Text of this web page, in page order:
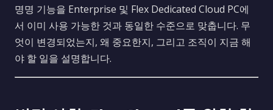
명명 기능을 Enterprise 및 Flex Dedicated Cloud PC에
서 이미 사용 가능한 것과 동일한 수준으로 맞춥니다. 무
엇이 변경되었는지, 왜 중요한지, 그리고 조직이 지금 해
야 할 일을 설명합니다.